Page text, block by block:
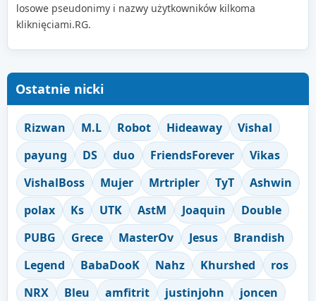
losowe pseudonimy i nazwy użytkowników kilkoma
kliknięciami.RG.
Ostatnie nicki
Rizwan M.L Robot Hideaway
Vishal
payung
DS duo FriendsForever
Vikas
VishalBoss
Mujer Mrtripler TyT
Ashwin
polax
Ks UTK AstM Joaquin
Double
PUBG
Grece MasterOv Jesus
Brandish
Legend
BabaDooK Nahz Khurshed
ros
NRX
Bleu amfitrit justinjohn
joncen